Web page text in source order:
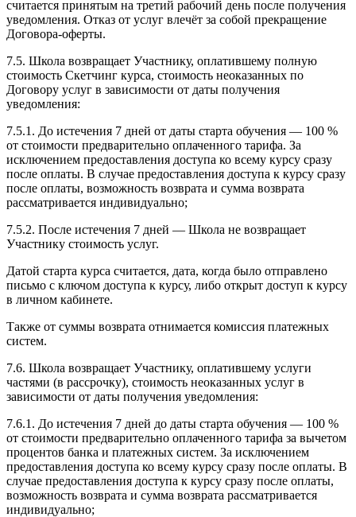
считается принятым на третий рабочий день после получения
уведомления. Отказ от услуг влечёт за собой прекращение
Договора-оферты.
7.5. Школа возвращает Участнику, оплатившему полную
стоимость Скетчинг курса, стоимость неоказанных по
Договору услуг в зависимости от даты получения
уведомления:
7.5.1. До истечения 7 дней от даты старта обучения — 100 %
от стоимости предварительно оплаченного тарифа. За
исключением предоставления доступа ко всему курсу сразу
после оплаты. В случае предоставления доступа к курсу сразу
после оплаты, возможность возврата и сумма возврата
рассматривается индивидуально;
7.5.2. После истечения 7 дней — Школа не возвращает
Участнику стоимость услуг.
Датой старта курса считается, дата, когда было отправлено
письмо с ключом доступа к курсу, либо открыт доступ к курсу
в личном кабинете.
Также от суммы возврата отнимается комиссия платежных
систем.
7.6. Школа возвращает Участнику, оплатившему услуги
частями (в рассрочку), стоимость неоказанных услуг в
зависимости от даты получения уведомления:
7.6.1. До истечения 7 дней до даты старта обучения — 100 %
от стоимости предварительно оплаченного тарифа за вычетом
процентов банка и платежных систем. За исключением
предоставления доступа ко всему курсу сразу после оплаты. В
случае предоставления доступа к курсу сразу после оплаты,
возможность возврата и сумма возврата рассматривается
индивидуально;